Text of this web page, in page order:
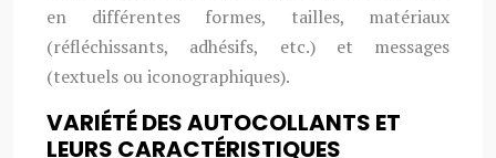
en différentes formes, tailles, matériaux
(réfléchissants, adhésifs, etc.) et messages
(textuels ou iconographiques).
VARIÉTÉ DES AUTOCOLLANTS ET
LEURS CARACTÉRISTIQUES